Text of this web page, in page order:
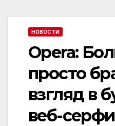
НОВОСТИ
Opera:
просто
взгляд в
веб-